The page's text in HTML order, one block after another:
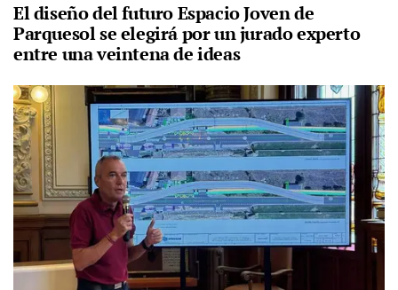
El diseño del futuro Espacio Joven de
Parquesol se elegirá por un jurado experto
entre una veintena de ideas